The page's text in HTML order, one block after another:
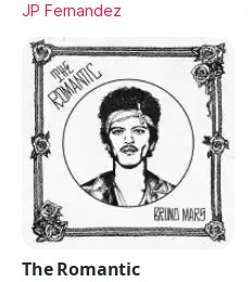
JP Fernandez
The Romantic